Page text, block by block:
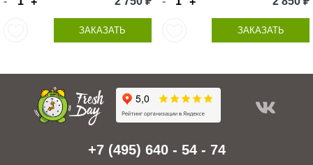
ЗАКАЗАТЬ ЗАКАЗАТЬ
+7 (495) 640 - 54 - 74